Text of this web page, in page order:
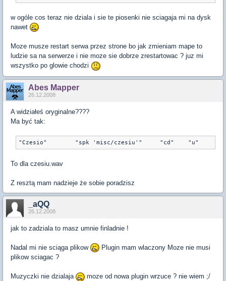
w ogóle cos teraz nie dziala i sie te piosenki nie sciagaja mi na dysk
nawet
Moze musze restart serwa przez strone bo jak zmieniam mape to
ludzie sa na serwerze i nie moze sie dobrze zrestartowac ? juz mi
wszystko po glowie chodzi
Abes Mapper
26.12.2008
A widziałeś oryginalne????
Ma być tak:
"Czesio"	"spk 'misc/czesiu'"	"cd"	"u"
To dla czesiu.wav
Z resztą mam nadzieje że sobie poradzisz
_aQQ
26.12.2008
jak to zadziala to masz umnie finladnie !
Nadal mi nie sciąga plikow
Plugin mam wlaczony Moze nie musi
plikow sciagac ?
Muzyczki nie dzialaja moze od nowa plugin wrzuce ? nie wiem ;/